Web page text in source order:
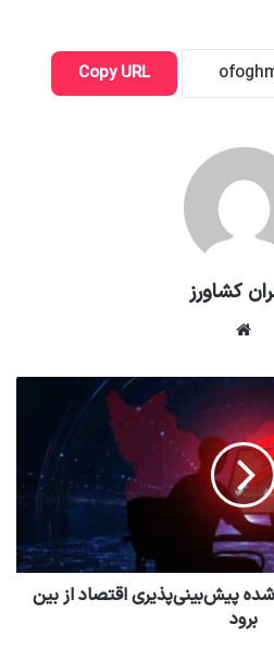
کشاورز
وبسایت
شده پیش‌بینی‌پذیری اقتصاد از بین
برود